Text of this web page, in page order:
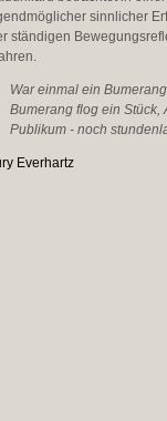
sinnlicher
ständigen
War einmal ein
Bumerang flog ein Stück,
Publikum - noch
Everhartz